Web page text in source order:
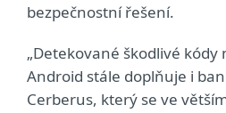
bezpečnostní řešení.
„Detekované škodlivé
Android stále doplňuje i
Cerberus, který se ve